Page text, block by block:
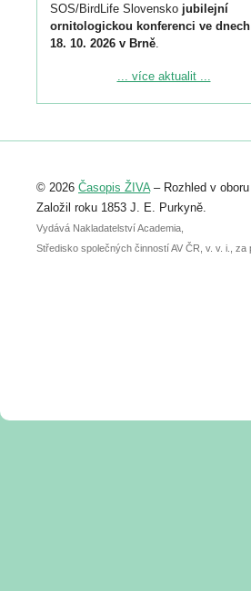
SOS/BirdLife Slovensko jubilejní
ornitologickou konferenci ve dnech
18. 10. 2026 v Brně.
Podrobnější informace ke konferenci
Registrovat se můžete do 6. září.
abstraktu přihlášené přednášky nebo
posteru je už 30. června.
... více aktualit ...
© 2026 Časopis ŽIVA– Rozhled v
Založil roku 1853 J. E. Purkyně.
Vydává Nakladatelství Academia,
Středisko společných činností AV ČR, v. v. i., za